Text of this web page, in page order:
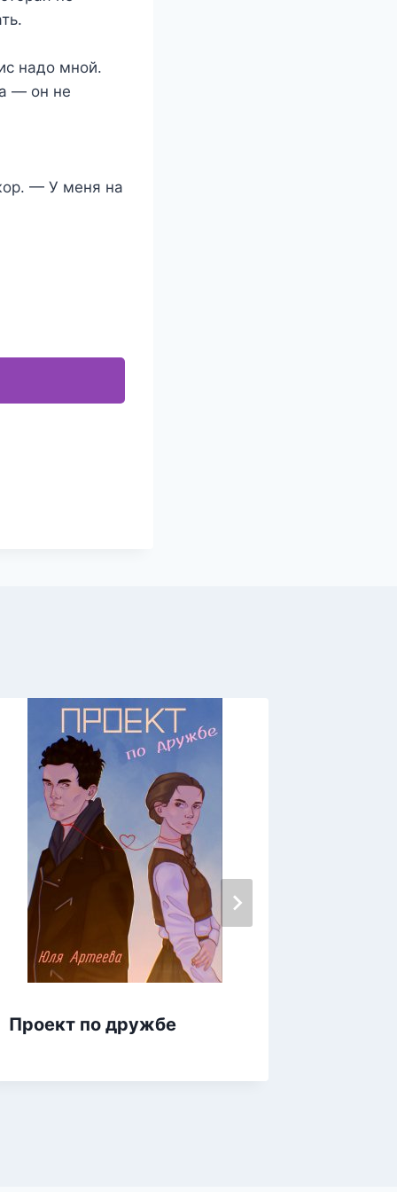
надо мной.
— он не
— У меня на
Проект по дружбе